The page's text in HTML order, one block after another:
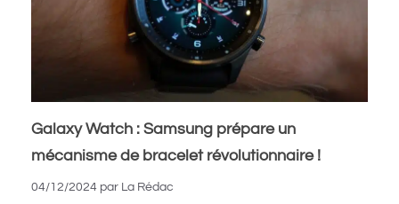
Galaxy Watch : Samsung prépare un
mécanisme de bracelet révolutionnaire !
04/12/2024 par La Rédac